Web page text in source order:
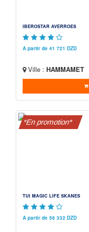
IBEROSTAR AVERROES
A partir de 41 721 DZD
Ville : HAMMAMET
*En promotion*
TUI MAGIC LIFE SKANES
A partir de 56 332 DZD